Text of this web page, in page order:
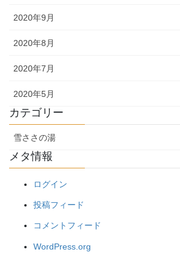
2020年9月
2020年8月
2020年7月
2020年5月
カテゴリー
雪ささの湯
メタ情報
ログイン
投稿フィード
コメントフィード
WordPress.org